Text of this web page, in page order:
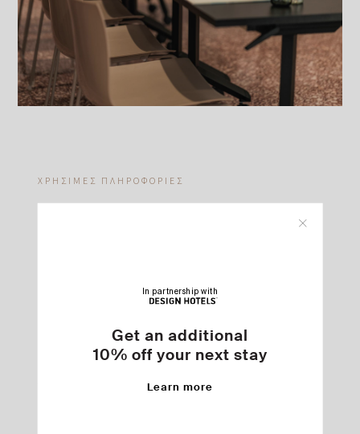
ΧΡΉΣΙΜΕΣ ΠΛΗΡΟΦΟΡΊΕΣ
ταχυτήτων στο διαδίκτυο. Το φυσικό φως σε
συνδυασμό με τα έπιπλα μοναδικού design
δημιουργούν ένα ξεχωριστό περιβάλλον για τις
εκδηλώσεις σας,
Επικοινωνήστε μαζί μας:
In partnership with
Get an additional
10% off your next stay
Learn more